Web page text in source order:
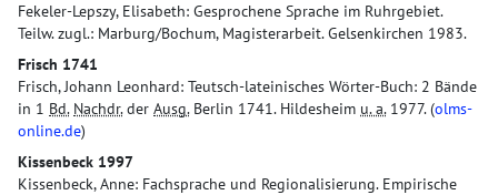
Fekeler-Lepszy, Elisabeth: Gesprochene Sprache im Ruhrgebiet.
Teilw. zugl.: Marburg/Bochum, Magisterarbeit. Gelsenkirchen 1983.
Frisch 1741
Frisch, Johann Leonhard: Teutsch-lateinisches Wörter-Buch: 2 Bände
in 1 Bd. Nachdr.der Ausg.Berlin 1741. Hildesheim u. a.1977. (olms-
online.de)
Kissenbeck 1997
Kissenbeck, Anne: Fachsprache und Regionalisierung. Empirische